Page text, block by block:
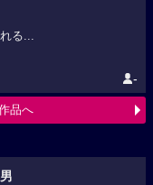
る...
-
品へ